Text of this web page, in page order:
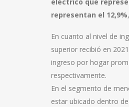
eléctrico que
representan el 12,9%
En cuanto al nivel de
superior recibió en
ingreso por hogar
respectivamente.
En el segmento de
estar ubicado dentro